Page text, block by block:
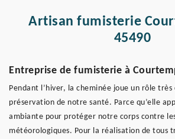
Artisan fumisterie
45490
Entreprise de fumisterie à
Pendant l’hiver, la cheminée joue un rôle très
préservation de notre santé. Parce qu’elle
ambiante pour protéger notre corps contre
météorologiques. Pour la réalisation de tous